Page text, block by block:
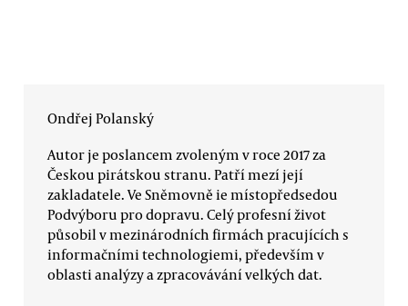
Ondřej Polanský
Autor je poslancem zvoleným v roce 2017 za
Českou pirátskou stranu. Patří mezí její
zakladatele. Ve Sněmovně ie místopředsedou
Podvýboru pro dopravu. Celý profesní život
působil v mezinárodních firmách pracujících s
informačními technologiemi, především v
oblasti analýzy a zpracovávání velkých dat.